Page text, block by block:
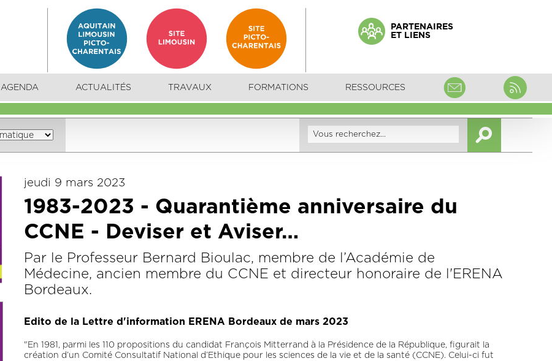
PARTENAIRES
ET LIENS
AGENDA ACTUALITÉS TRAVAUX FORMATIONS RESSOURCES
jeudi 9 mars 2023
1983-2023 - Quarantième anniversaire du
CCNE - Deviser et Aviser…
Par le Professeur Bernard Bioulac, membre de l’Académie de
Médecine, ancien membre du CCNE et directeur honoraire de l'ERENA
Bordeaux.
Edito de la Lettre d'information ERENA Bordeaux de mars 2023
"En 1981, parmi les 110 propositions du candidat François Mitterrand à la Présidence de la République, figurait la
création d’un Comité Consultatif National d’Ethique pour les sciences de la vie et de la santé (CCNE). Celui-ci fut